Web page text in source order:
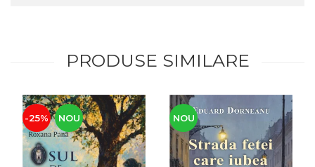
PRODUSE SIMILARE
-25% NOU NOU